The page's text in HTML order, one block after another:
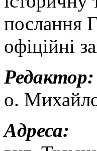
послання
офіційні
Редактор:
о.
Адреса: